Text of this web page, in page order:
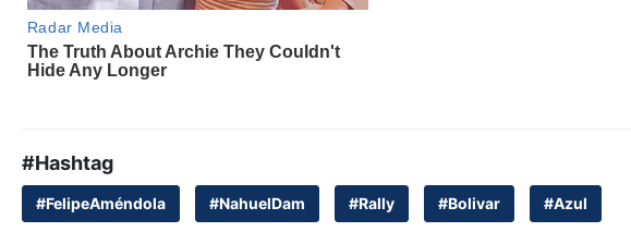
#Hashtag
#FelipeAméndola #NahuelDam #Rally #Bolivar #Azul